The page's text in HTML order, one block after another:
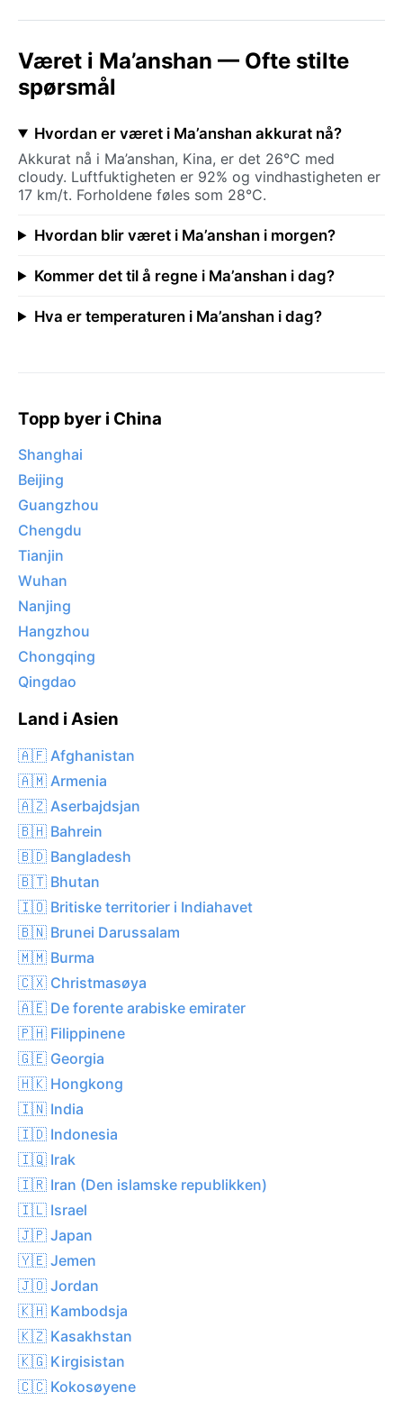
Været i Ma’anshan — Ofte stilte
spørsmål
Hvordan er været i Ma’anshan akkurat nå?
Akkurat nå i Ma’anshan, Kina, er det 26°C med
cloudy. Luftfuktigheten er 92% og vindhastigheten er
17 km/t. Forholdene føles som 28°C.
Hvordan blir været i Ma’anshan i morgen?
Kommer det til å regne i Ma’anshan i dag?
Hva er temperaturen i Ma’anshan i dag?
Topp byer i China
Shanghai
Beijing
Guangzhou
Chengdu
Tianjin
Wuhan
Nanjing
Hangzhou
Chongqing
Qingdao
Land i Asien
🇦🇫 Afghanistan
🇦🇲 Armenia
🇦🇿 Aserbajdsjan
🇧🇭 Bahrein
🇧🇩 Bangladesh
🇧🇹 Bhutan
🇮🇴 Britiske territorier i Indiahavet
🇧🇳 Brunei Darussalam
🇲🇲 Burma
🇨🇽 Christmasøya
🇦🇪 De forente arabiske emirater
🇵🇭 Filippinene
🇬🇪 Georgia
🇭🇰 Hongkong
🇮🇳 India
🇮🇩 Indonesia
🇮🇶 Irak
🇮🇷 Iran (Den islamske republikken)
🇮🇱 Israel
🇯🇵 Japan
🇾🇪 Jemen
🇯🇴 Jordan
🇰🇭 Kambodsja
🇰🇿 Kasakhstan
🇰🇬 Kirgisistan
🇨🇨 Kokosøyene